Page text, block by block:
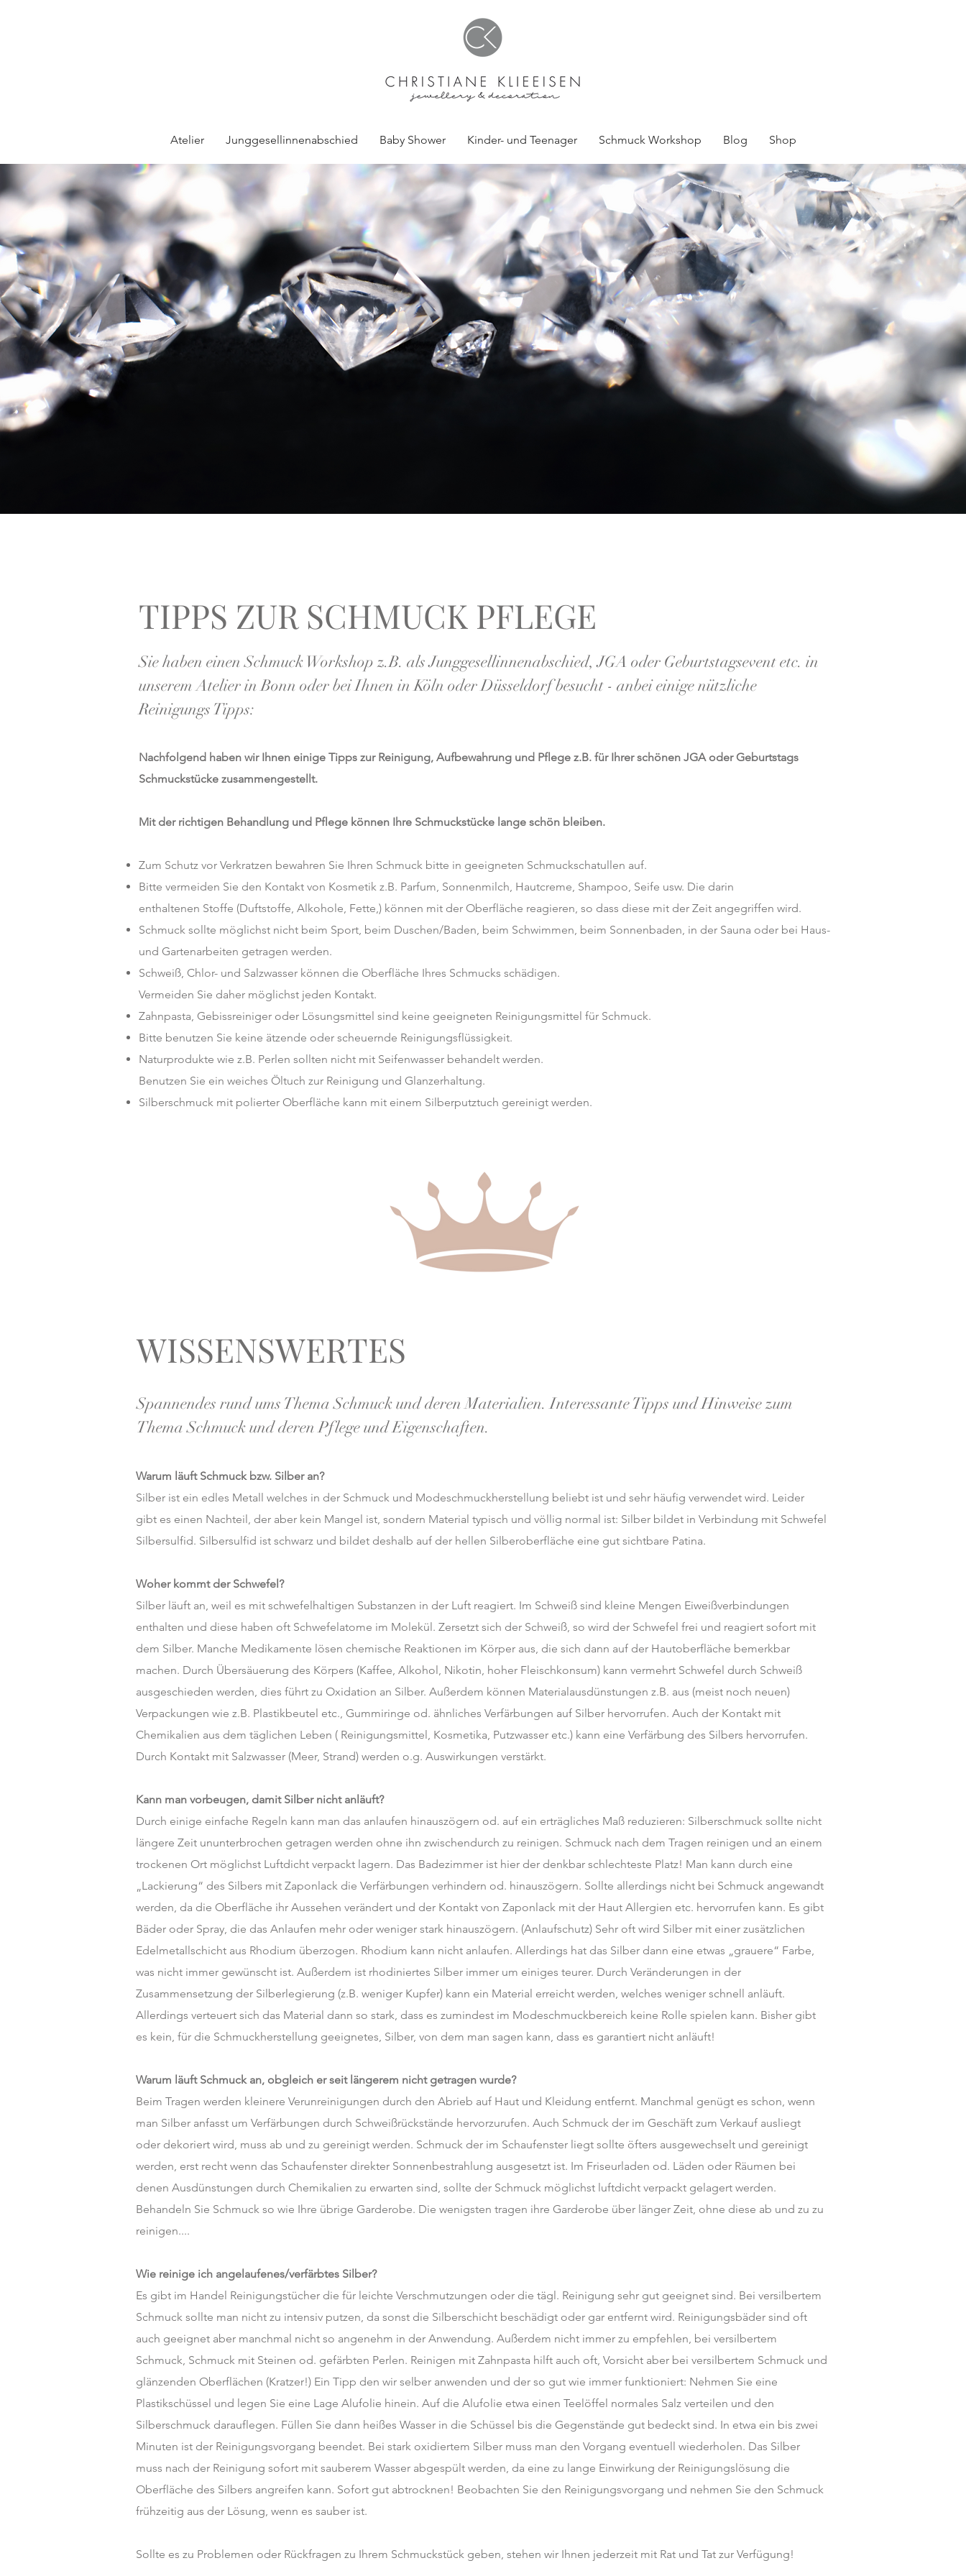
Atelier Junggesellinnenabschied Baby Shower Kinder- und Teenager Schmuck Workshop Blog Shop
TIPPS ZUR SCHMUCK PFLEGE
Sie haben einen Schmuck Workshop z.B. als Junggesellinnenabschied, JGA oder Geburtstagsevent etc. in
unserem Atelier in Bonn oder bei Ihnen in Köln oder Düsseldorf besucht - anbei einige nützliche
Reinigungs Tipps:
Nachfolgend haben wir Ihnen einige Tipps zur Reinigung, Aufbewahrung und Pflege z.B. für Ihrer schönen JGA oder Geburtstags
Schmuckstücke zusammengestellt.
Mit der richtigen Behandlung und Pflege können Ihre Schmuckstücke lange schön bleiben.
Zum Schutz vor Verkratzen bewahren Sie Ihren Schmuck bitte in geeigneten Schmuckschatullen auf.
Bitte vermeiden Sie den Kontakt von Kosmetik z.B. Parfum, Sonnenmilch, Hautcreme, Shampoo, Seife usw. Die darin
enthaltenen Stoffe (Duftstoffe, Alkohole, Fette,) können mit der Oberfläche reagieren, so dass diese mit der Zeit angegriffen wird.
Schmuck sollte möglichst nicht beim Sport, beim Duschen/Baden, beim Schwimmen, beim Sonnenbaden, in der Sauna oder bei Haus-
und Gartenarbeiten getragen werden.
Schweiß, Chlor- und Salzwasser können die Oberfläche Ihres Schmucks schädigen.
Vermeiden Sie daher möglichst jeden Kontakt.
Zahnpasta, Gebissreiniger oder Lösungsmittel sind keine geeigneten Reinigungsmittel für Schmuck.
Bitte benutzen Sie keine ätzende oder scheuernde Reinigungsflüssigkeit.
Naturprodukte wie z.B. Perlen sollten nicht mit Seifenwasser behandelt werden.
Benutzen Sie ein weiches Öltuch zur Reinigung und Glanzerhaltung.
Silberschmuck mit polierter Oberfläche kann mit einem Silberputztuch gereinigt werden.
WISSENSWERTES
Spannendes rund ums Thema Schmuck und deren Materialien. Interessante Tipps und Hinweise zum
Thema Schmuck und deren Pflege und Eigenschaften.
Warum läuft Schmuck bzw. Silber an?
Silber ist ein edles Metall welches in der Schmuck und Modeschmuckherstellung beliebt ist und sehr häufig verwendet wird. Leider
gibt es einen Nachteil, der aber kein Mangel ist, sondern Material typisch und völlig normal ist: Silber bildet in Verbindung mit Schwefel
Silbersulfid. Silbersulfid ist schwarz und bildet deshalb auf der hellen Silberoberfläche eine gut sichtbare Patina.
Woher kommt der Schwefel?
Silber läuft an, weil es mit schwefelhaltigen Substanzen in der Luft reagiert. Im Schweiß sind kleine Mengen Eiweißverbindungen
enthalten und diese haben oft Schwefelatome im Molekül. Zersetzt sich der Schweiß, so wird der Schwefel frei und reagiert sofort mit
dem Silber. Manche Medikamente lösen chemische Reaktionen im Körper aus, die sich dann auf der Hautoberfläche bemerkbar
machen. Durch Übersäuerung des Körpers (Kaffee, Alkohol, Nikotin, hoher Fleischkonsum) kann vermehrt Schwefel durch Schweiß
ausgeschieden werden, dies führt zu Oxidation an Silber. Außerdem können Materialausdünstungen z.B. aus (meist noch neuen)
Verpackungen wie z.B. Plastikbeutel etc., Gummiringe od. ähnliches Verfärbungen auf Silber hervorrufen. Auch der Kontakt mit
Chemikalien aus dem täglichen Leben ( Reinigungsmittel, Kosmetika, Putzwasser etc.) kann eine Verfärbung des Silbers hervorrufen.
Durch Kontakt mit Salzwasser (Meer, Strand) werden o.g. Auswirkungen verstärkt.
Kann man vorbeugen, damit Silber nicht anläuft?
Durch einige einfache Regeln kann man das anlaufen hinauszögern od. auf ein erträgliches Maß reduzieren: Silberschmuck sollte nicht
längere Zeit ununterbrochen getragen werden ohne ihn zwischendurch zu reinigen. Schmuck nach dem Tragen reinigen und an einem
trockenen Ort möglichst Luftdicht verpackt lagern. Das Badezimmer ist hier der denkbar schlechteste Platz! Man kann durch eine
„Lackierung“ des Silbers mit Zaponlack die Verfärbungen verhindern od. hinauszögern. Sollte allerdings nicht bei Schmuck angewandt
werden, da die Oberfläche ihr Aussehen verändert und der Kontakt von Zaponlack mit der Haut Allergien etc. hervorrufen kann. Es gibt
Bäder oder Spray, die das Anlaufen mehr oder weniger stark hinauszögern. (Anlaufschutz) Sehr oft wird Silber mit einer zusätzlichen
Edelmetallschicht aus Rhodium überzogen. Rhodium kann nicht anlaufen. Allerdings hat das Silber dann eine etwas „grauere“ Farbe,
was nicht immer gewünscht ist. Außerdem ist rhodiniertes Silber immer um einiges teurer. Durch Veränderungen in der
Zusammensetzung der Silberlegierung (z.B. weniger Kupfer) kann ein Material erreicht werden, welches weniger schnell anläuft.
Allerdings verteuert sich das Material dann so stark, dass es zumindest im Modeschmuckbereich keine Rolle spielen kann. Bisher gibt
es kein, für die Schmuckherstellung geeignetes, Silber, von dem man sagen kann, dass es garantiert nicht anläuft!
Warum läuft Schmuck an, obgleich er seit längerem nicht getragen wurde?
Beim Tragen werden kleinere Verunreinigungen durch den Abrieb auf Haut und Kleidung entfernt. Manchmal genügt es schon, wenn
man Silber anfasst um Verfärbungen durch Schweißrückstände hervorzurufen. Auch Schmuck der im Geschäft zum Verkauf ausliegt
oder dekoriert wird, muss ab und zu gereinigt werden. Schmuck der im Schaufenster liegt sollte öfters ausgewechselt und gereinigt
werden, erst recht wenn das Schaufenster direkter Sonnenbestrahlung ausgesetzt ist. Im Friseurladen od. Läden oder Räumen bei
denen Ausdünstungen durch Chemikalien zu erwarten sind, sollte der Schmuck möglichst luftdicht verpackt gelagert werden.
Behandeln Sie Schmuck so wie Ihre übrige Garderobe. Die wenigsten tragen ihre Garderobe über länger Zeit, ohne diese ab und zu zu
reinigen....
Wie reinige ich angelaufenes/verfärbtes Silber?
Es gibt im Handel Reinigungstücher die für leichte Verschmutzungen oder die tägl. Reinigung sehr gut geeignet sind. Bei versilbertem
Schmuck sollte man nicht zu intensiv putzen, da sonst die Silberschicht beschädigt oder gar entfernt wird. Reinigungsbäder sind oft
auch geeignet aber manchmal nicht so angenehm in der Anwendung. Außerdem nicht immer zu empfehlen, bei versilbertem
Schmuck, Schmuck mit Steinen od. gefärbten Perlen. Reinigen mit Zahnpasta hilft auch oft, Vorsicht aber bei versilbertem Schmuck und
glänzenden Oberflächen (Kratzer!) Ein Tipp den wir selber anwenden und der so gut wie immer funktioniert: Nehmen Sie eine
Plastikschüssel und legen Sie eine Lage Alufolie hinein. Auf die Alufolie etwa einen Teelöffel normales Salz verteilen und den
Silberschmuck darauflegen. Füllen Sie dann heißes Wasser in die Schüssel bis die Gegenstände gut bedeckt sind. In etwa ein bis zwei
Minuten ist der Reinigungsvorgang beendet. Bei stark oxidiertem Silber muss man den Vorgang eventuell wiederholen. Das Silber
muss nach der Reinigung sofort mit sauberem Wasser abgespült werden, da eine zu lange Einwirkung der Reinigungslösung die
Oberfläche des Silbers angreifen kann. Sofort gut abtrocknen! Beobachten Sie den Reinigungsvorgang und nehmen Sie den Schmuck
frühzeitig aus der Lösung, wenn es sauber ist.
Sollte es zu Problemen oder Rückfragen zu Ihrem Schmuckstück geben, stehen wir Ihnen jederzeit mit Rat und Tat zur Verfügung!